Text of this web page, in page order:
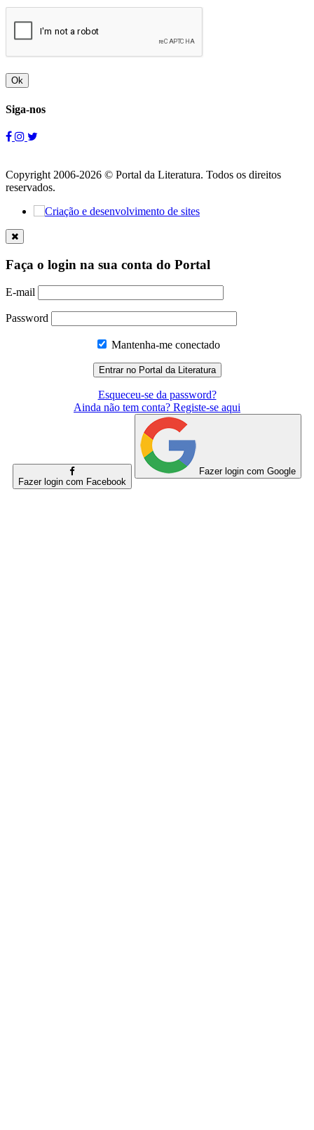
Ok
Siga-nos
Copyright 2006-2026 © Portal da Literatura. Todos os direitos
reservados.
Faça o login na sua conta do Portal
E-mail
Password
Mantenha-me conectado
Esqueceu-se da password?
Ainda não tem conta? Registe-se aqui
Fazer login com Facebook
Fazer login com Google